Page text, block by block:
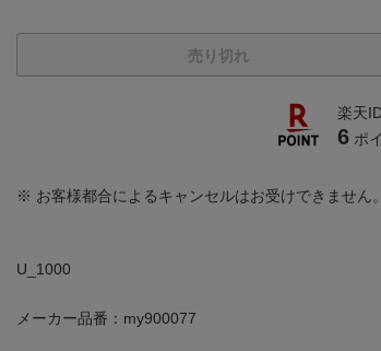
売り切れ
楽天
6 ポ
※ お客様都合によるキャンセルはお受けできません。
U_1000
メーカー品番：my900077